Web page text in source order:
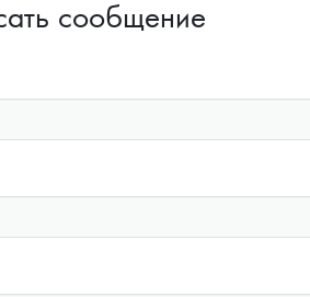
сообщение